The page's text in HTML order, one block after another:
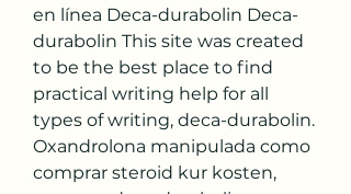
en línea Deca-durabolin Deca-
durabolin This site was created
to be the best place to find
practical writing help for all
types of writing, deca-durabolin.
Oxandrolona manipulada como
comprar steroid kur kosten,